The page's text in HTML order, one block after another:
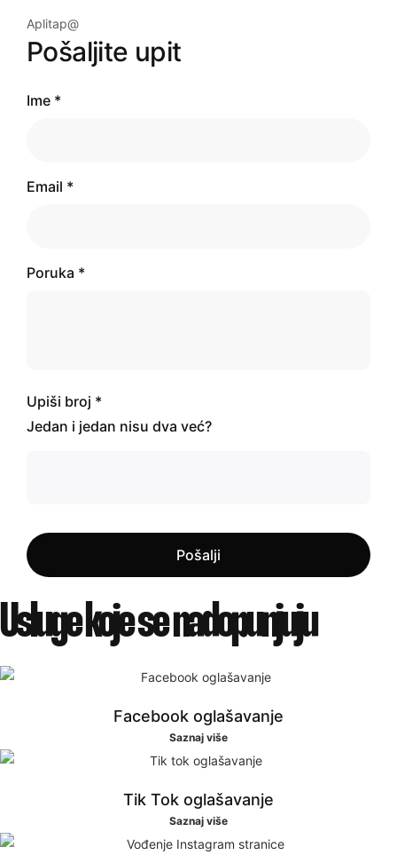
Aplitap@
Pošaljite upit
Ime *
Email *
Poruka *
Upiši broj *
Jedan i jedan nisu dva već?
Pošalji
Usluge koje senadopunjuju
Facebook oglašavanje
Saznaj više
Tik Tok oglašavanje
Saznaj više